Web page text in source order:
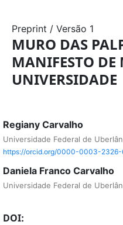
Preprint / Versão 1
MURO DAS
MANIFESTO DE
UNIVERSIDADE
Regiany Carvalho
Universidade Federal de
https://orcid.org/0000-0003-2326-
Daniela Franco Carvalho
Universidade Federal de
DOI: